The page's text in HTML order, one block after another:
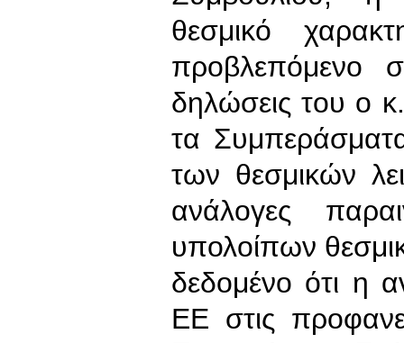
θεσμικό
προβλεπόμενο
δηλώσεις του ο
τα
των θεσμικών
ανάλογες
υπολοίπων
δεδομένο ότι η
ΕΕ στις